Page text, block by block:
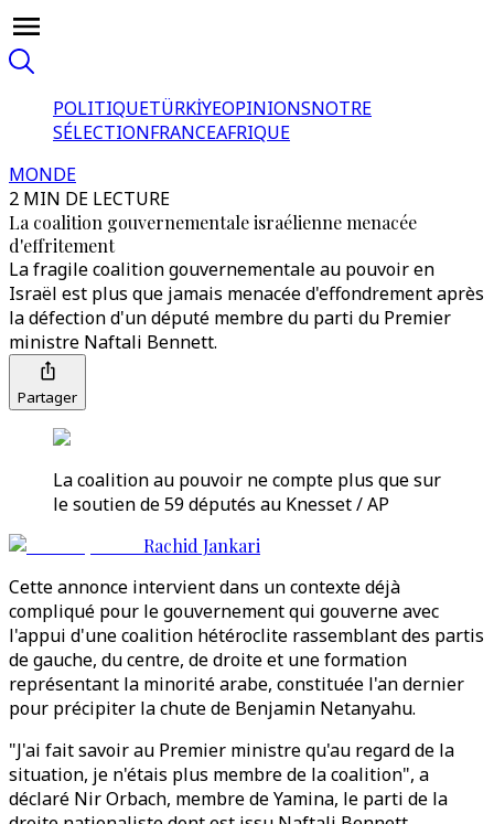
POLITIQUETÜRKİYEOPINIONSNOTRE
SÉLECTIONFRANCEAFRIQUE
MONDE
2 MIN DE LECTURE
La coalition gouvernementale israélienne menacée
d'effritement
La fragile coalition gouvernementale au pouvoir en
Israël est plus que jamais menacée d'effondrement après
la défection d'un député membre du parti du Premier
ministre Naftali Bennett.
Partager
La coalition au pouvoir ne compte plus que sur
le soutien de 59 députés au Knesset / AP
Rachid Jankari
Cette annonce intervient dans un contexte déjà
compliqué pour le gouvernement qui gouverne avec
l'appui d'une coalition hétéroclite rassemblant des partis
de gauche, du centre, de droite et une formation
représentant la minorité arabe, constituée l'an dernier
pour précipiter la chute de Benjamin Netanyahu.
"J'ai fait savoir au Premier ministre qu'au regard de la
situation, je n'étais plus membre de la coalition", a
déclaré Nir Orbach, membre de Yamina, le parti de la